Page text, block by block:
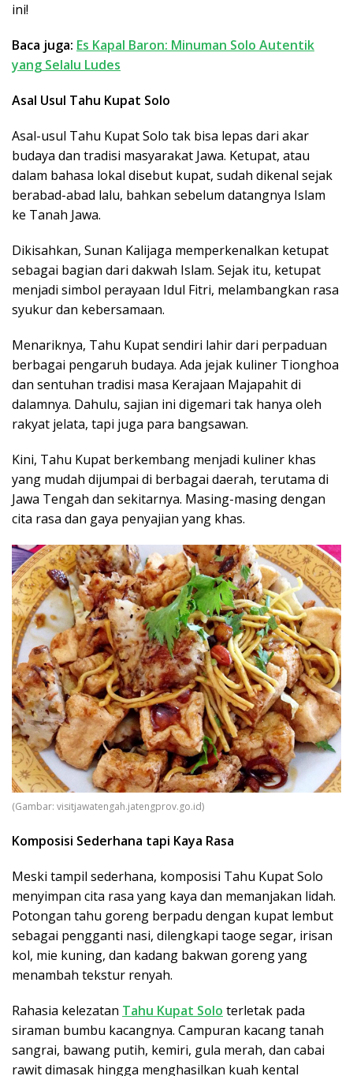
ini!
Baca juga: Es Kapal Baron: Minuman Solo Autentik
yang Selalu Ludes
Asal Usul Tahu Kupat Solo
Asal-usul Tahu Kupat Solo tak bisa lepas dari akar
budaya dan tradisi masyarakat Jawa. Ketupat, atau
dalam bahasa lokal disebut kupat, sudah dikenal sejak
berabad-abad lalu, bahkan sebelum datangnya Islam
ke Tanah Jawa.
Dikisahkan, Sunan Kalijaga memperkenalkan ketupat
sebagai bagian dari dakwah Islam. Sejak itu, ketupat
menjadi simbol perayaan Idul Fitri, melambangkan rasa
syukur dan kebersamaan.
Menariknya, Tahu Kupat sendiri lahir dari perpaduan
berbagai pengaruh budaya. Ada jejak kuliner Tionghoa
dan sentuhan tradisi masa Kerajaan Majapahit di
dalamnya. Dahulu, sajian ini digemari tak hanya oleh
rakyat jelata, tapi juga para bangsawan.
Kini, Tahu Kupat berkembang menjadi kuliner khas
yang mudah dijumpai di berbagai daerah, terutama di
Jawa Tengah dan sekitarnya. Masing-masing dengan
cita rasa dan gaya penyajian yang khas.
(Gambar: visitjawatengah.jatengprov.go.id)
Komposisi Sederhana tapi Kaya Rasa
Meski tampil sederhana, komposisi Tahu Kupat Solo
menyimpan cita rasa yang kaya dan memanjakan lidah.
Potongan tahu goreng berpadu dengan kupat lembut
sebagai pengganti nasi, dilengkapi taoge segar, irisan
kol, mie kuning, dan kadang bakwan goreng yang
menambah tekstur renyah.
Rahasia kelezatan Tahu Kupat Solo terletak pada
siraman bumbu kacangnya. Campuran kacang tanah
sangrai, bawang putih, kemiri, gula merah, dan cabai
rawit dimasak hingga menghasilkan kuah kental